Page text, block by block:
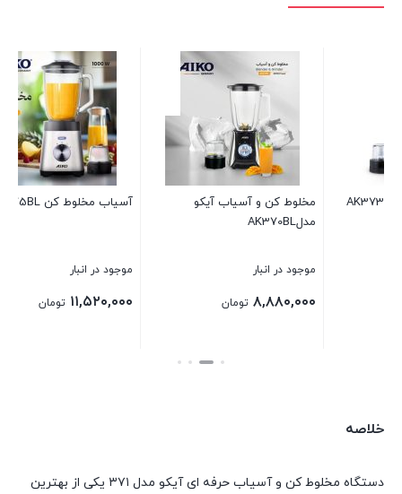
آسیاب مخلوط کن AK375BL
موجود در انبار
۱۱,۵۲۰,۰۰۰ تومان
مخلوط کن و آسیاب آیکو مدل
موجود در انبار
۱۲,۸۰۰,۰۰۰ تومان
بستن
خلاصه
دستگاه مخلوط کن و آسیاب حرفه ای آیکو مدل ۳۷۱ یکی از بهترین